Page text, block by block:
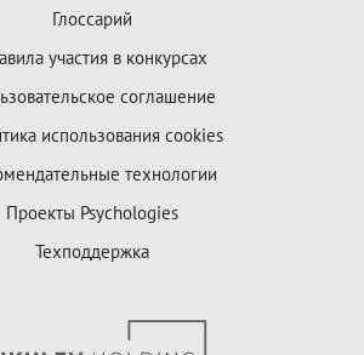
Глоссарий
участия в конкурсах
соглашение
использования cookies
технологии
Проекты Psychologies
Техподдержка